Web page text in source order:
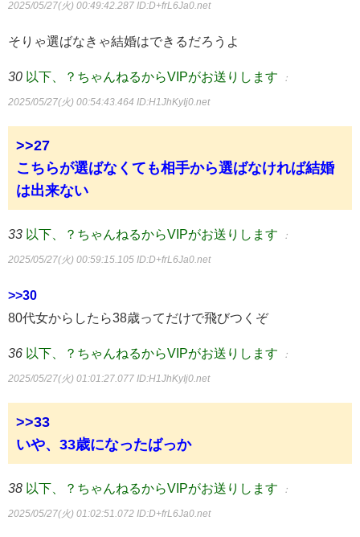
2025/05/27(火) 00:49:42.287 ID:D+frL6Ja0.net
そりゃ選ばなきゃ結婚はできるだろうよ
30 以下、？ちゃんねるからVIPがお送りします ：
2025/05/27(火) 00:54:43.464 ID:H1JhKyIj0.net
>>27
こちらが選ばなくても相手から選ばなければ結婚
は出来ない
33 以下、？ちゃんねるからVIPがお送りします ：
2025/05/27(火) 00:59:15.105 ID:D+frL6Ja0.net
>>30
80代女からしたら38歳ってだけで飛びつくぞ
36 以下、？ちゃんねるからVIPがお送りします ：
2025/05/27(火) 01:01:27.077 ID:H1JhKyIj0.net
>>33
いや、33歳になったばっか
38 以下、？ちゃんねるからVIPがお送りします ：
2025/05/27(火) 01:02:51.072 ID:D+frL6Ja0.net